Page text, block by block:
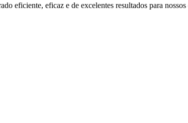
eficiente, eficaz e de excelentes resultados para nossos